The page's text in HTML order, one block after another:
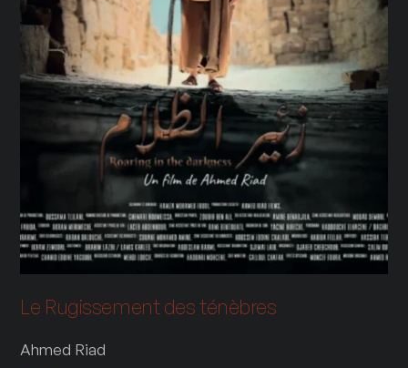
Le Rugissement des ténèbres
Ahmed Riad